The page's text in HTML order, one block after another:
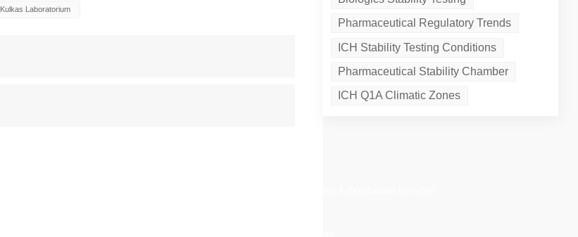
Pharmaceutical Regulatory Trends
ICH Stability Testing Conditions
Pharmaceutical Stability Chamber
ICH Q1A Climatic Zones
Kulkas Laboratorium